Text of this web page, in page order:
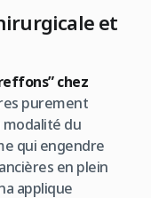
et
chez
purement
du
qui engendre
en plein
applique